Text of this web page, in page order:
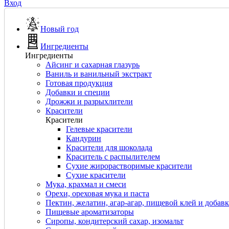
Вход
Новый год
Ингредиенты
Ингредиенты
Айсинг и сахарная глазурь
Ваниль и ванильный экстракт
Готовая продукция
Добавки и специи
Дрожжи и разрыхлители
Красители
Красители
Гелевые красители
Кандурин
Красители для шоколада
Краситель с распылителем
Сухие жирорастворимые красители
Сухие красители
Мука, крахмал и смеси
Орехи, ореховая мука и паста
Пектин, желатин, агар-агар, пищевой клей и
Пищевые ароматизаторы
Сиропы, кондитерский сахар, изомальт